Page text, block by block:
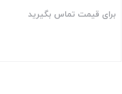
برای قیمت تماس بگیرید